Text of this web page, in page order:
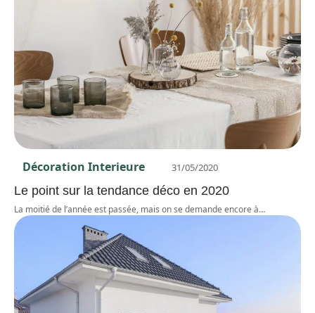
Décoration Interieure 31/05/2020
Le point sur la tendance déco en 2020
La moitié de l’année est passée, mais on se demande encore à…